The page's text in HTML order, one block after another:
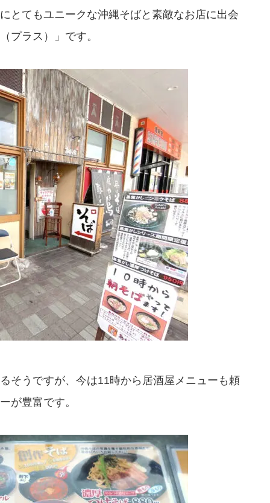
とてもユニークな沖縄そばと素敵なお店に出会
プラス）」です。
そうですが、今は11時から居酒屋メニューも頼
が豊富です。